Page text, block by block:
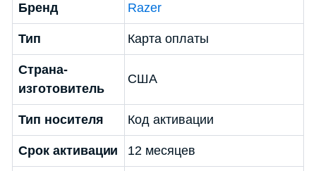
Бренд Razer
Тип Карта оплаты
Страна-
изготовитель
США
Тип носителя Код активации
Срок активации 12 месяцев